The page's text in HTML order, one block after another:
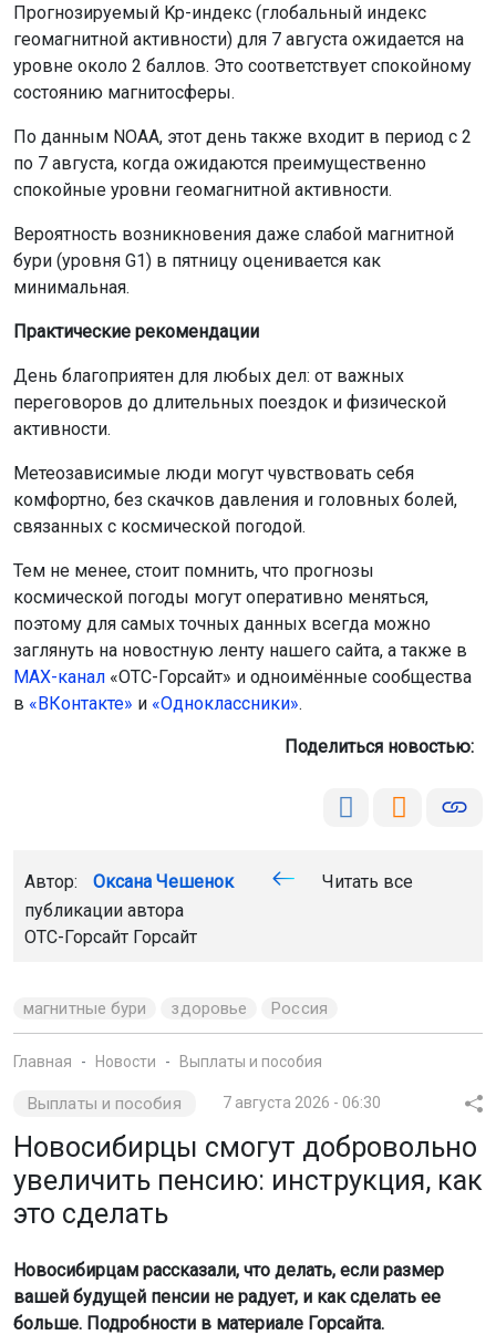
Прогнозируемый Kp-индекс (глобальный индекс
геомагнитной активности) для 7 августа ожидается на
уровне около 2 баллов. Это соответствует спокойному
состоянию магнитосферы.
По данным NOAA, этот день также входит в период с 2
по 7 августа, когда ожидаются преимущественно
спокойные уровни геомагнитной активности.
Вероятность возникновения даже слабой магнитной
бури (уровня G1) в пятницу оценивается как
минимальная.
Практические рекомендации
День благоприятен для любых дел: от важных
переговоров до длительных поездок и физической
активности.
Метеозависимые люди могут чувствовать себя
комфортно, без скачков давления и головных болей,
связанных с космической погодой.
Тем не менее, стоит помнить, что прогнозы
космической погоды могут оперативно меняться,
поэтому для самых точных данных всегда можно
заглянуть на новостную ленту нашего сайта, а также в
МАХ-канал «ОТС-Горсайт» и одноимённые сообщества
в «ВКонтакте» и «Одноклассники».
Поделиться новостью:
Автор: Оксана Чешенок
Читать все
публикации автора
ОТС-Горсайт Горсайт
магнитные бури здоровье Россия
Главная Новости Выплаты и пособия
Выплаты и пособия 7 августа 2026 - 06:30
Новосибирцы смогут добровольно
увеличить пенсию: инструкция, как
это сделать
Новосибирцам рассказали, что делать, если размер
вашей будущей пенсии не радует, и как сделать ее
больше. Подробности в материале Горсайта.